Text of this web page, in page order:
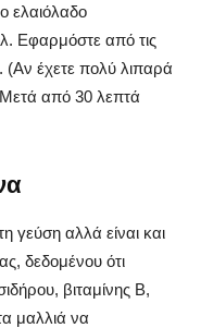
ελαιόλαδο
Εφαρμόστε από τις
(Αν έχετε πολύ λιπαρά
από 30 λεπτά
γεύση αλλά είναι και
δεδομένου ότι
βιταμίνης Β,
μαλλιά να